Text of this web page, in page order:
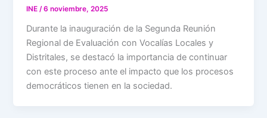
INE/6 noviembre, 2025
Durante la inauguración de la Segunda Reunión
Regional de Evaluación con Vocalías Locales y
Distritales, se destacó la importancia de continuar
con este proceso ante el impacto que los procesos
democráticos tienen en la sociedad.